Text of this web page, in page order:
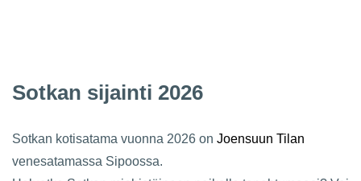
Sotkan sijainti 2026
Sotkan kotisatama vuonna 2026 on Joensuun Tilan
venesatamassa Sipoossa.